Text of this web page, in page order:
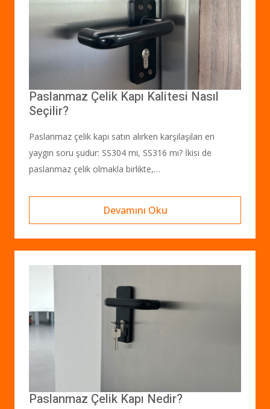
Paslanmaz Çelik Kapı Kalitesi Nasıl
Seçilir?
Paslanmaz çelik kapı satın alırken karşılaşılan en
yaygın soru şudur: SS304 mi, SS316 mı? İkisi de
paslanmaz çelik olmakla birlikte,…
Devamını Oku
Paslanmaz Çelik Kapı Nedir?